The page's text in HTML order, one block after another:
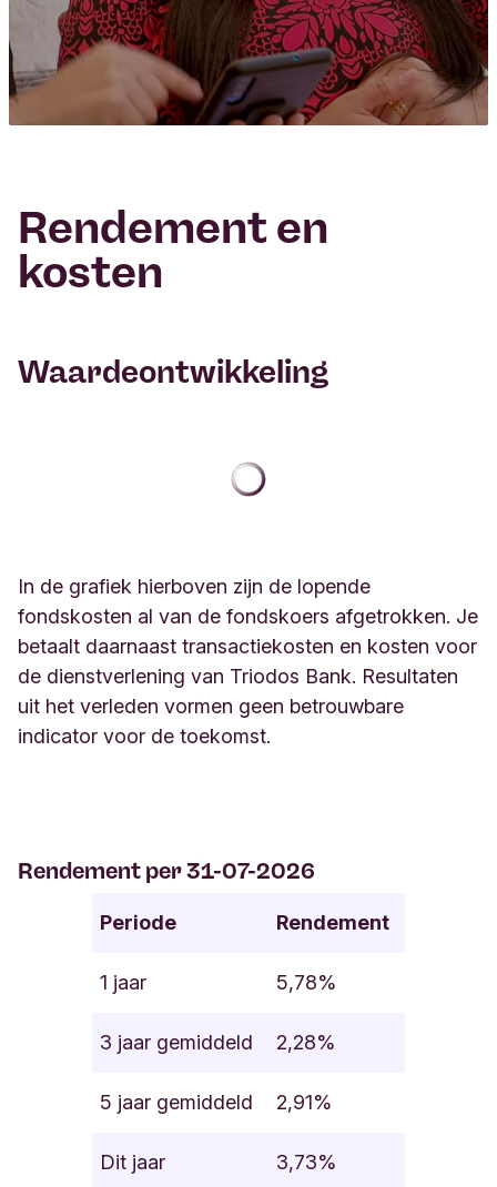
Rendement en
kosten
Waardeontwikkeling
In de grafiek hierboven zijn de lopende
fondskosten al van de fondskoers afgetrokken. Je
betaalt daarnaast transactiekosten en kosten voor
de dienstverlening van Triodos Bank. Resultaten
uit het verleden vormen geen betrouwbare
indicator voor de toekomst.
Rendement per 31-07-2026
Periode Rendement
1 jaar 5,78%
3 jaar gemiddeld 2,28%
5 jaar gemiddeld 2,91%
Dit jaar 3,73%